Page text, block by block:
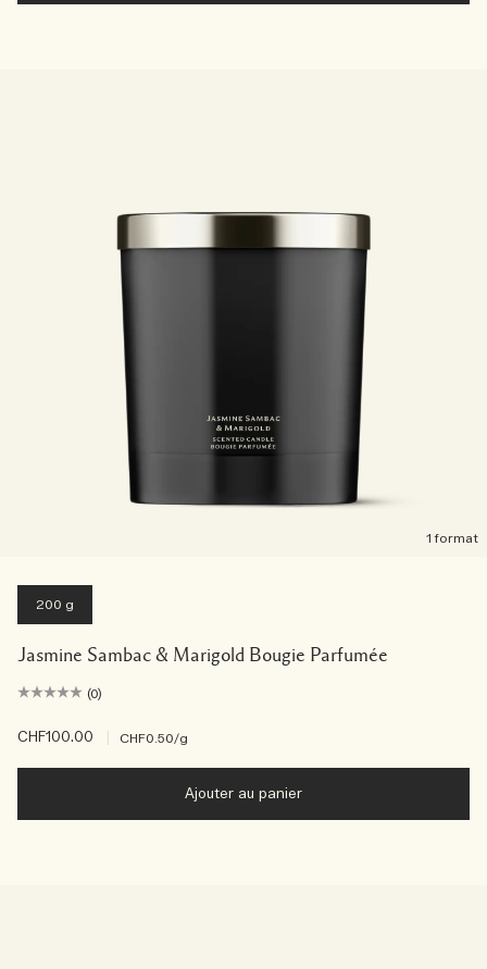
1 format
200 g
Jasmine Sambac & Marigold Bougie Parfumée
(0)
CHF100.00 CHF0.50/g
Ajouter au panier